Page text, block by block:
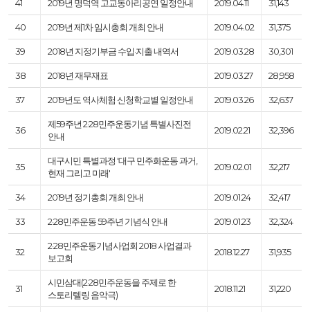
41 2019년 명덕역 고교동아리공연 일정안내 2019.04.11 31,143
40 2019년 제1차 임시총회 개최 안내 2019.04.02 31,375
39 2018년 지정기부금 수입·지출 내역서 2019.03.28 30,301
38 2018년 재무재표 2019.03.27 28,958
37 2019년도 역사체험 신청학교별 일정안내 2019.03.26 32,637
36
제59주년 2·28민주운동기념 특별사진전
안내
2019.02.21 32,396
35
대구시민 특별과정 '대구 민주화운동 과거,
현재 그리고 미래'
2019.02.01 32,217
34 2019년 정기총회 개최 안내 2019.01.24 32,417
33 2·28민주운동 59주년 기념식 안내 2019.01.23 32,324
32
2·28 민주운동기념사업회 2018 사업결과
보고회
2018.12.27 31,935
31
시민삼대(2·28민주운동을 주제로 한
스토리텔링 음악극)
2018.11.21 31,220